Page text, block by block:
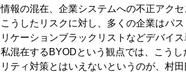
情報の混在、企業システムへの不正アク
こうしたリスクに対し、多くの企業はパ
リケーションブラックリストなどデバイ
私混在するBYODという観点では、こう
リティ対策とはいえないというのが、村田